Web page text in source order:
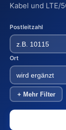
Kabel und LTE/
Postleitzahl
Ort
+ Mehr Filter